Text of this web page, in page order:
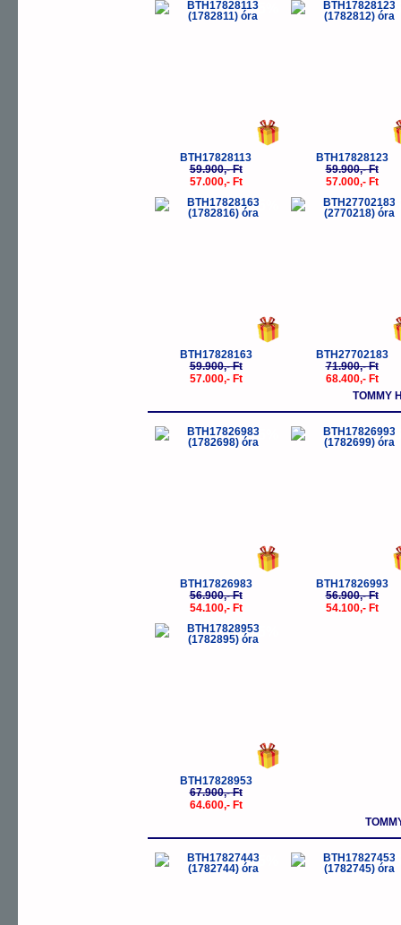
-5%
BTH17828113
59.900,- Ft
57.000,- Ft
-
BTH17828123
59.900,- Ft
57.000,- Ft
-5%
BTH17828163
59.900,- Ft
57.000,- Ft
-
BTH27702183
71.900,- Ft
68.400,- Ft
TOMMY
-5%
BTH17826983
56.900,- Ft
54.100,- Ft
-
BTH17826993
56.900,- Ft
54.100,- Ft
-5%
BTH17828953
67.900,- Ft
64.600,- Ft
-5% -